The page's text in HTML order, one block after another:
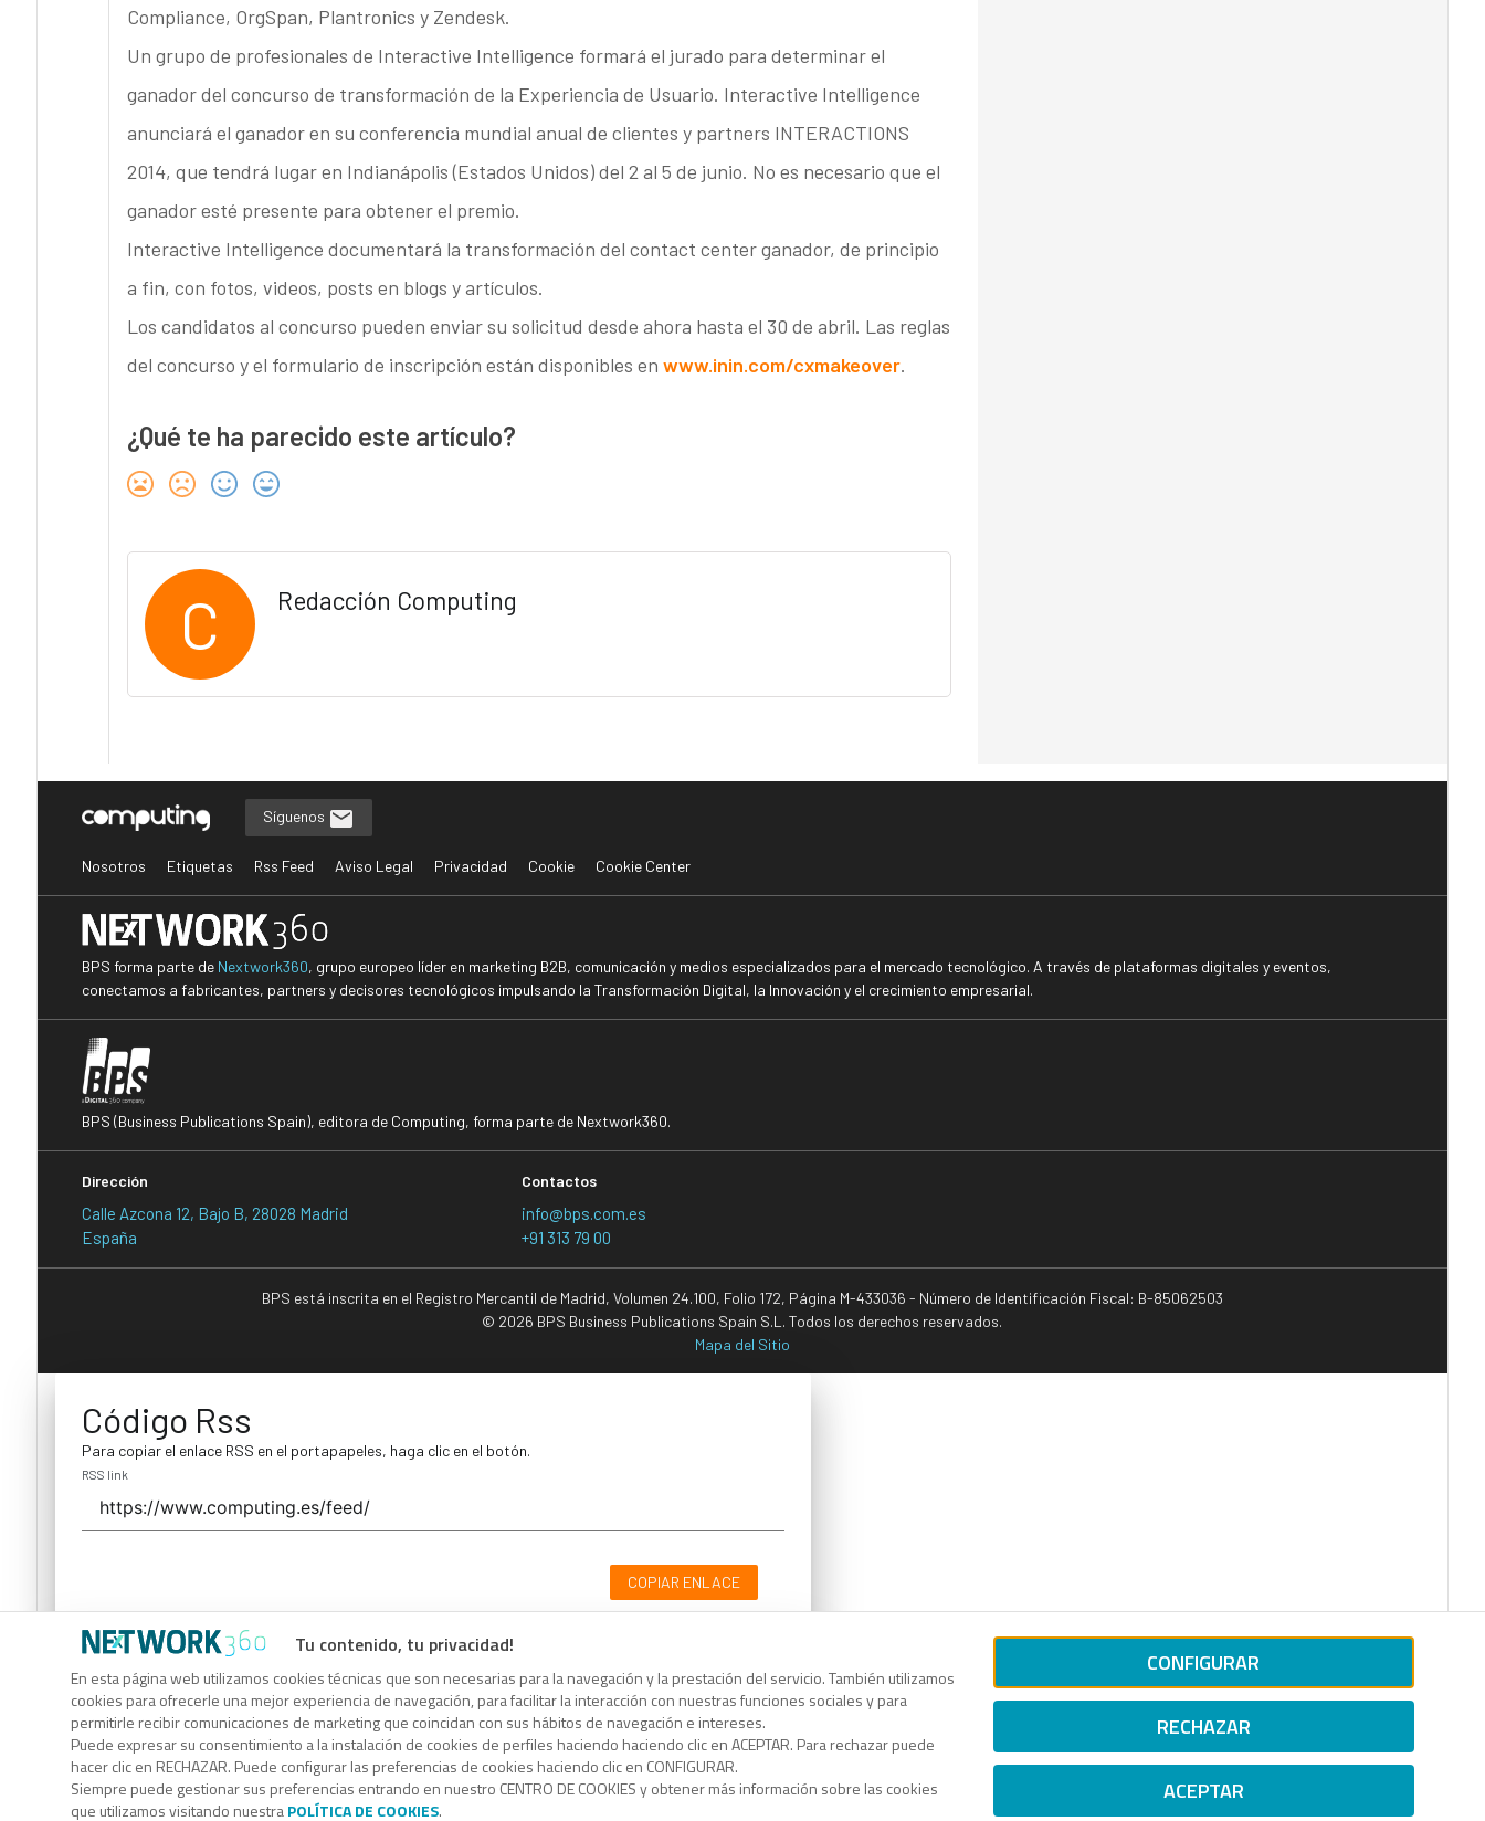
Compliance, OrgSpan, Plantronics y Zendesk.
Un grupo de profesionales de Interactive Intelligence formará el jurado para determinar el
ganador del concurso de transformación de la Experiencia de Usuario. Interactive Intelligence
anunciará el ganador en su conferencia mundial anual de clientes y partners INTERACTIONS
2014, que tendrá lugar en Indianápolis (Estados Unidos) del 2 al 5 de junio. No es necesario que el
ganador esté presente para obtener el premio.
Interactive Intelligence documentará la transformación del contact center ganador, de principio
a fin, con fotos, videos, posts en blogs y artículos.
Los candidatos al concurso pueden enviar su solicitud desde ahora hasta el 30 de abril. Las reglas
del concurso y el formulario de inscripción están disponibles en www.inin.com/cxmakeover.
¿Qué te ha parecido este artículo?
C Redacción Computing
Tu contenido, tu privacidad!
En esta página web utilizamos cookies técnicas que son necesarias para la navegación y la prestación del servicio. También utilizamos
cookies para ofrecerle una mejor experiencia de navegación, para facilitar la interacción con nuestras funciones sociales y para
permitirle recibir comunicaciones de marketing que coincidan con sus hábitos de navegación e intereses.
Puede expresar su consentimiento a la instalación de cookies de perfiles haciendo haciendo clic en ACEPTAR. Para rechazar puede
hacer clic en RECHAZAR. Puede configurar las preferencias de cookies haciendo clic en CONFIGURAR.
Siempre puede gestionar sus preferencias entrando en nuestro CENTRO DE COOKIES y obtener más información sobre las cookies
que utilizamos visitando nuestraPOLÍTICA DE COOKIES.
CONFIGURAR
RECHAZAR
ACEPTAR
Síguenos
Nosotros Etiquetas Rss Feed Aviso Legal Privacidad Cookie Cookie Center
BPS forma parte de Nextwork360, grupo europeo líder en marketing B2B, comunicación y medios especializados para el mercado tecnológico. A través de plataformas digitales y eventos,
conectamos a fabricantes, partners y decisores tecnológicos impulsando la Transformación Digital, la Innovación y el crecimiento empresarial.
BPS (Business Publications Spain), editora de Computing, forma parte de Nextwork360.
Dirección
Calle Azcona 12, Bajo B, 28028 Madrid
España
Contactos
info@bps.com.es
+91 313 79 00
BPS está inscrita en el Registro Mercantil de Madrid, Volumen 24.100, Folio 172, Página M-433036 - Número de Identificación Fiscal: B-85062503
© 2026 BPS Business Publications Spain S.L. Todos los derechos reservados.
Mapa del Sitio
Código Rss
Para copiar el enlace RSS en el portapapeles, haga clic en el botón.
RSS link
COPIAR ENLACE
Código Rss
Para copiar el enlace RSS en el portapapeles, haga clic en el botón.